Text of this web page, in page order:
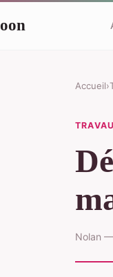
Accueil›
Nolan